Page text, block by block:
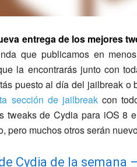
entrega de los mejores
que publicamos en
la encontrarás junto con
puesto al día del jailbreak
sección de jailbreak con
tweaks de Cydia para iOS 8
pero muchos otros serán
Cydia de la semana